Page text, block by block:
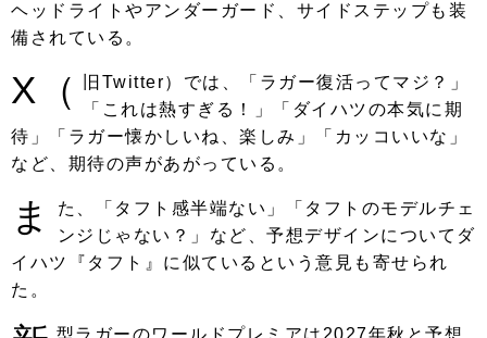
ヘッドライトやアンダーガード、サイドステップも装
備されている。
X（
旧Twitter）では、「ラガー復活ってマジ？」
「これは熱すぎる！」「ダイハツの本気に期
待」「ラガー懐かしいね、楽しみ」「カッコいいな」
など、期待の声があがっている。
ま
た、「タフト感半端ない」「タフトのモデルチェ
ンジじゃない？」など、予想デザインについてダ
イハツ『タフト』に似ているという意見も寄せられ
た。
型ラガーのワールドプレミアは2027年秋と予想